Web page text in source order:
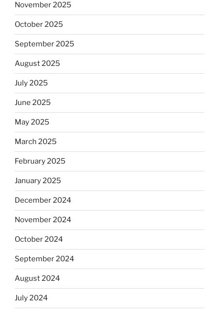
November 2025
October 2025
September 2025
August 2025
July 2025
June 2025
May 2025
March 2025
February 2025
January 2025
December 2024
November 2024
October 2024
September 2024
August 2024
July 2024